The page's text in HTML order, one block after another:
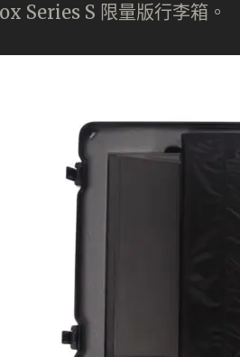
Series S 限量版行李箱。